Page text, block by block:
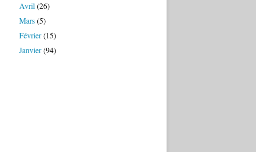
Avril (26)
Mars(5)
Février(15)
Janvier(94)